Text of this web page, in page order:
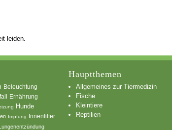
leiden.
Beleuchtung
Ernährung
Hunde
Impfung Innenfilter
Hauptthemen
Allgemeines zur Tiermedizin
Fische
Kleintiere
Reptilien